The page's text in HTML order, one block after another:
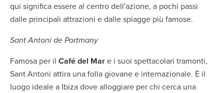
qui significa essere al centro dell'azione, a pochi passi
dalle principali attrazioni e dalle spiagge più famose.
Sant Antoni de Portmany
Famosa per il Café del Mare i suoi spettacolari tramonti,
Sant Antoni attira una folla giovane e internazionale. È il
luogo ideale a Ibiza dove alloggiare per chi cerca una